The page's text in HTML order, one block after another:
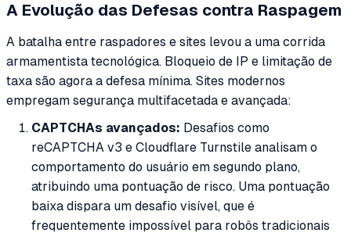
A Evolução das Defesas contra Raspagem
A batalha entre raspadores e sites levou a uma corrida
armamentista tecnológica. Bloqueio de IP e limitação de
taxa são agora a defesa mínima. Sites modernos
empregam segurança multifacetada e avançada:
CAPTCHAs avançados: Desafios como
reCAPTCHA v3 e Cloudflare Turnstile analisam o
comportamento do usuário em segundo plano,
atribuindo uma pontuação de risco. Uma pontuação
baixa dispara um desafio visível, que é
frequentemente impossível para robôs tradicionais